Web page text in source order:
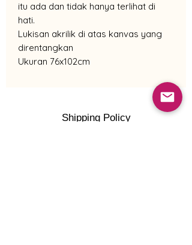
itu ada dan tidak hanya terlihat di
hati.
Lukisan akrilik di atas kanvas yang
direntangkan
Ukuran 76x102cm
Shipping Policy